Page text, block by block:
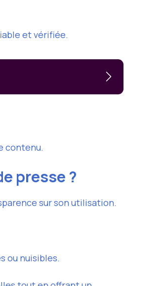
et vérifiée.
contenu.
presse ?
sur son utilisation.
ou nuisibles.